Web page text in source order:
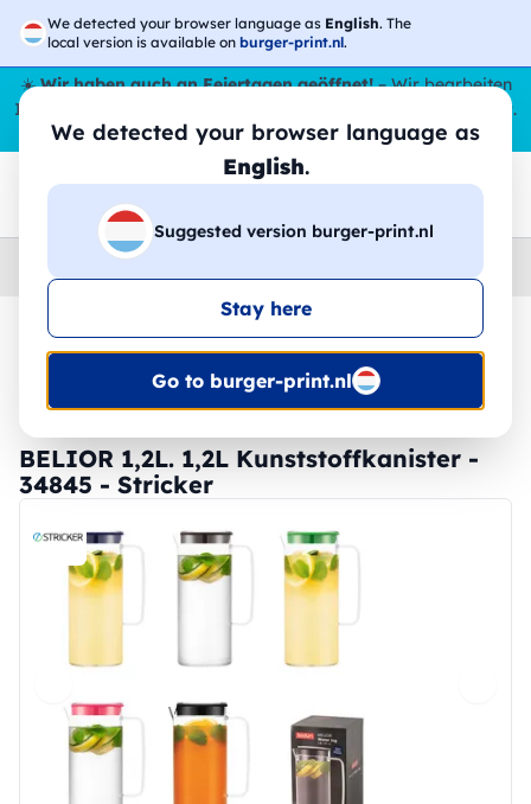
We detected your browser language as English. The
local version is available on burger-print.nl.
We detected your browser language as
English.
Suggested version burger-print.nl
Stay here
Go to burger-print.nl
☀️Wir haben auch an Feiertagen geöffnet!– Wir bearbeiten
Ihre Bestellungen den ganzen Sommer über,
sogar im August.
😎🌴
Home
🔥 -30 % DTF-Druck
BELIOR 1,2L. 1,2L Kunststoffkanister -
34845 - Stricker